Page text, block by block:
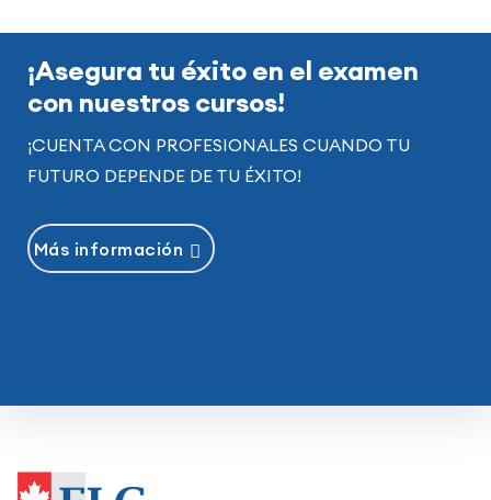
¡Asegura tu éxito en el examen
con nuestros cursos!
¡CUENTA CON PROFESIONALES CUANDO TU
FUTURO DEPENDE DE TU ÉXITO!
Más información